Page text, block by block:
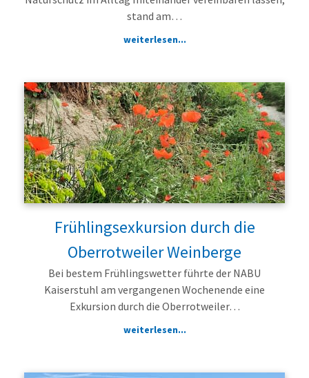
stand am…
weiterlesen...
Frühlingsexkursion durch die
Oberrotweiler Weinberge
Bei bestem Frühlingswetter führte der NABU
Kaiserstuhl am vergangenen Wochenende eine
Exkursion durch die Oberrotweiler…
weiterlesen...